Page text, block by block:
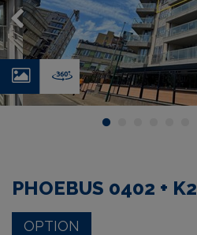
Photos Virtual
PHOEBUS 0402 + K2
OPTION